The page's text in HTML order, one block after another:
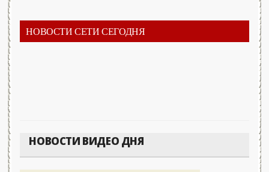
НОВОСТИ СЕТИ СЕГОДНЯ
НОВОСТИ ВИДЕО ДНЯ